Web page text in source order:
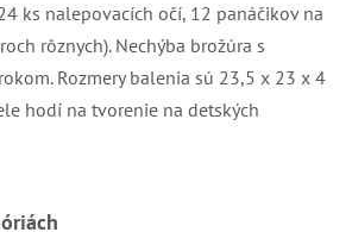
ks nalepovacích očí, 12 panáčikov na
rôznych). Nechýba brožúra s
Rozmery balenia sú 23,5 x 23 x 4
hodí na tvorenie na detských